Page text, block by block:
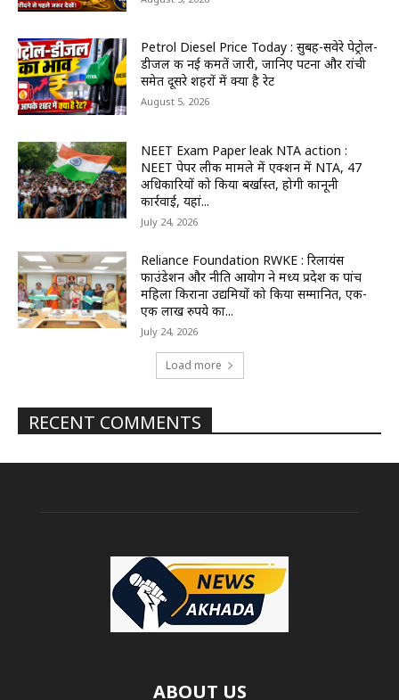
Petrol Diesel Price Today : सुबह-सवेरे पेट्रोल-
डीजल की नई कीमतें जारी, जानिए पटना और रांची
समेत दूसरे शहरों में क्या है रेट
August 5, 2026
NEET Exam Paper leak NTA action :
NEET पेपर लीक मामले में एक्शन में NTA, 47
अधिकारियों को किया बर्खास्त, होगी कानूनी
कार्रवाई, यहां...
July 24, 2026
Reliance Foundation RWKE : रिलायंस
फाउंडेशन और नीति आयोग ने मध्य प्रदेश की पांच
महिला किराना उद्यमियों को किया सम्मानित, एक-
एक लाख रुपये का...
July 24, 2026
Load more
RECENT COMMENTS
ABOUT US